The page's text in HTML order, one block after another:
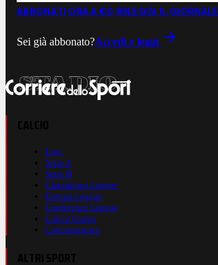
ABBONATI ORA A €0,99LEGGI IL GIORNALE
Sei già abbonato?Accedi e leggi
Live
Serie A
Serie B
Champions League
Europa League
Conference League
Calcio Estero
Calciomercato